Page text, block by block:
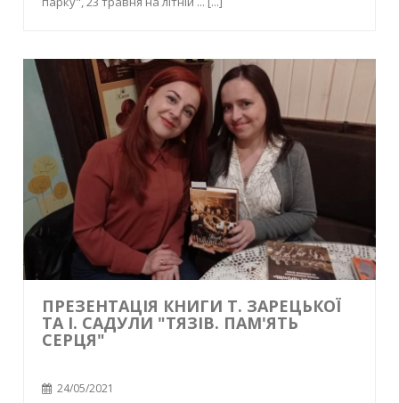
ПРЕЗЕНТАЦІЯ КНИГИ Т. ЗАРЕЦЬКОЇ
ТА І. САДУЛИ "ТЯЗІВ. ПАМ'ЯТЬ
СЕРЦЯ"
24/05/2021